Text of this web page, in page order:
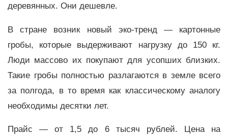
деревянных. Они дешевле.
В стране возник новый эко-тренд — картонные
гробы, которые выдерживают нагрузку до 150 кг.
Люди массово их покупают для усопших близких.
Такие гробы полностью разлагаются в земле всего
за полгода, в то время как классическому аналогу
необходимы десятки лет.
Прайс — от 1,5 до 6 тысяч рублей. Цена на